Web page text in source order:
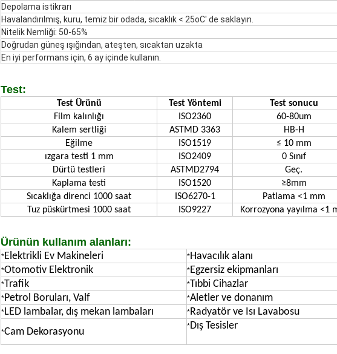
Depolama istikrarı
Havalandırılmış, kuru, temiz bir odada, sıcaklık < 25oC' de saklayın.
Nitelik Nemliği: 50-65%
Doğrudan güneş ışığından, ateşten, sıcaktan uzakta
En iyi performans için, 6 ay içinde kullanın.
Test:
Test Ürünü Test Yöntemi
Test sonucu
Film kalınlığı
ISO2360
60-80um
Kalem sertliği
ASTMD 3363
HB-H
Eğilme
ISO1519
≤ 10 mm
ızgara testi 1 mm
ISO2409
0 Sınıf
Dürtü testleri
ASTMD2794
Geç.
Kaplama testi
ISO1520
≥8mm
Sıcaklığa direnci 1000 saat
ISO6270-1
Patlama <1 mm
Tuz püskürtmesi 1000 saat
ISO9227 Korrozyona yayılma <1
Ürünün kullanım alanları:
*Elektrikli Ev Makineleri *Havacılık alanı
*Otomotiv Elektronik *Egzersiz ekipmanları
*Trafik *Tıbbi Cihazlar
*Petrol Boruları, Valf *Aletler ve donanım
*LED lambalar, dış mekan lambaları *Radyatör ve Isı Lavabosu
*Cam Dekorasyonu *Dış Tesisler